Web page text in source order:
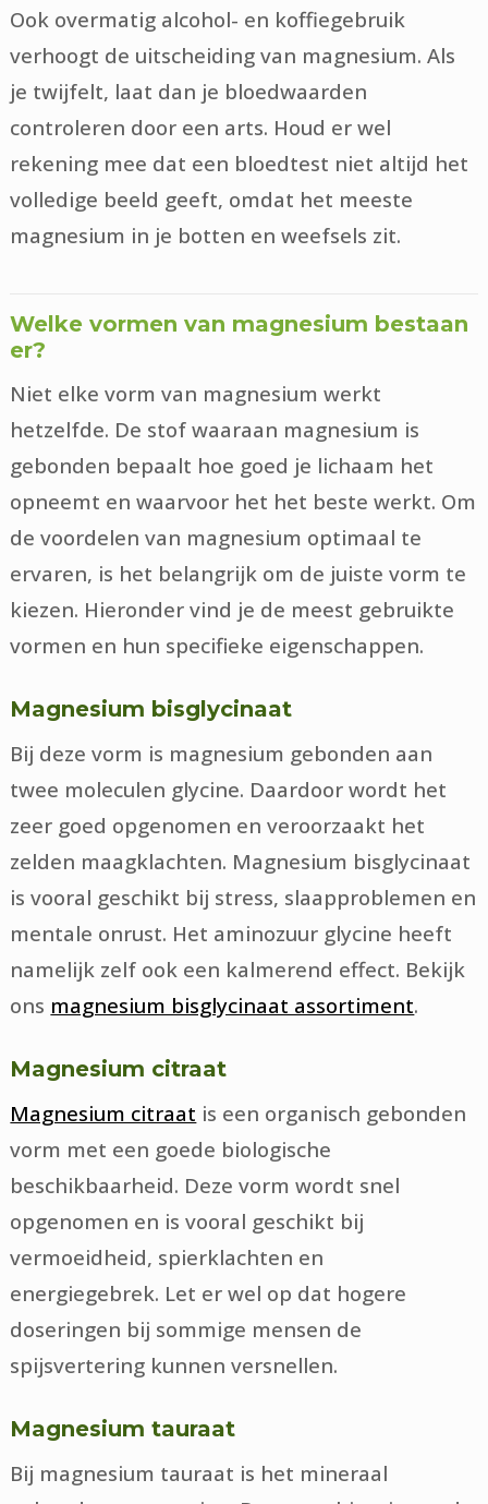
Ook overmatig alcohol- en koffiegebruik
verhoogt de uitscheiding van magnesium. Als
je twijfelt, laat dan je bloedwaarden
controleren door een arts. Houd er wel
rekening mee dat een bloedtest niet altijd het
volledige beeld geeft, omdat het meeste
magnesium in je botten en weefsels zit.
Welke vormen van magnesium bestaan
er?
Niet elke vorm van magnesium werkt
hetzelfde. De stof waaraan magnesium is
gebonden bepaalt hoe goed je lichaam het
opneemt en waarvoor het het beste werkt. Om
de voordelen van magnesium optimaal te
ervaren, is het belangrijk om de juiste vorm te
kiezen. Hieronder vind je de meest gebruikte
vormen en hun specifieke eigenschappen.
Magnesium bisglycinaat
Bij deze vorm is magnesium gebonden aan
twee moleculen glycine. Daardoor wordt het
zeer goed opgenomen en veroorzaakt het
zelden maagklachten. Magnesium bisglycinaat
is vooral geschikt bij stress, slaapproblemen en
mentale onrust. Het aminozuur glycine heeft
namelijk zelf ook een kalmerend effect. Bekijk
ons magnesium bisglycinaat assortiment.
Magnesium citraat
Magnesium citraat is een organisch gebonden
vorm met een goede biologische
beschikbaarheid. Deze vorm wordt snel
opgenomen en is vooral geschikt bij
vermoeidheid, spierklachten en
energiegebrek. Let er wel op dat hogere
doseringen bij sommige mensen de
spijsvertering kunnen versnellen.
Magnesium tauraat
Bij magnesium tauraat is het mineraal